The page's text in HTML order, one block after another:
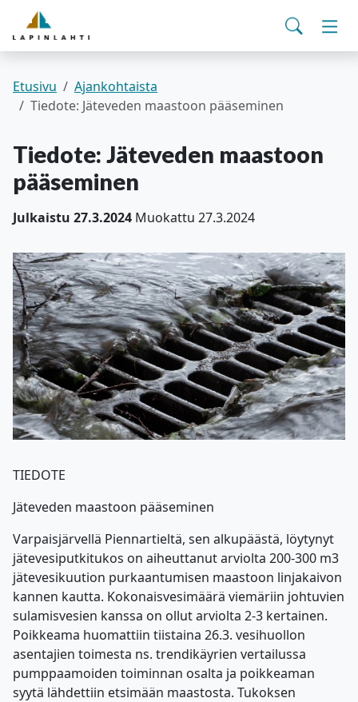
Siirry pääsisältöön
Yhteystiedot
Pohjois-Savon hyvinvointialue
Haku
Asuminen ja ympäristö
Varhaiskasvatus ja koulutus
Kunta ja päätöksenteko
Työ- ja elinvoimapalvelut
Verkkoasiointi
Etusivu
Ajankohtaista
Tiedote: Jäteveden maastoon pääseminen
Tiedote: Jäteveden maastoon
pääseminen
Julkaistu 27.3.2024 Muokattu 27.3.2024
TIEDOTE
Jäteveden maastoon pääseminen
Varpaisjärvellä Piennartieltä, sen alkupäästä, löytynyt
jätevesiputkitukos on aiheuttanut arviolta 200-300 m3
jätevesikuution purkaantumisen maastoon linjakaivon
kannen kautta. Kokonaisvesimäärä viemäriin johtuvien
sulamisvesien kanssa on ollut arviolta 2-3 kertainen.
Poikkeama huomattiin tiistaina 26.3. vesihuollon
asentajien toimesta ns. trendikäyrien vertailussa
pumppaamoiden toiminnan osalta ja poikkeaman
syytä lähdettiin etsimään maastosta. Tukoksen